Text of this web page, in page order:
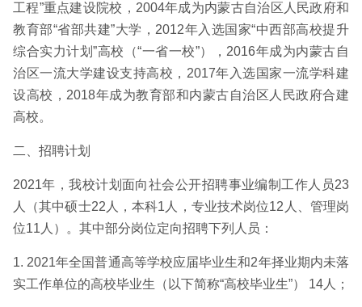
工程”重点建设院校，2004年成为内蒙古自治区人民政府和
教育部“省部共建”大学，2012年入选国家“中西部高校提升
综合实力计划”高校（“一省一校”），2016年成为内蒙古自
治区一流大学建设支持高校，2017年入选国家一流学科建
设高校，2018年成为教育部和内蒙古自治区人民政府合建
高校。
二、招聘计划
2021年，我校计划面向社会公开招聘事业编制工作人员23
人（其中硕士22人，本科1人，专业技术岗位12人、管理岗
位11人）。其中部分岗位定向招聘下列人员：
1. 2021年全国普通高等学校应届毕业生和2年择业期内未落
实工作单位的高校毕业生（以下简称“高校毕业生”） 14人；